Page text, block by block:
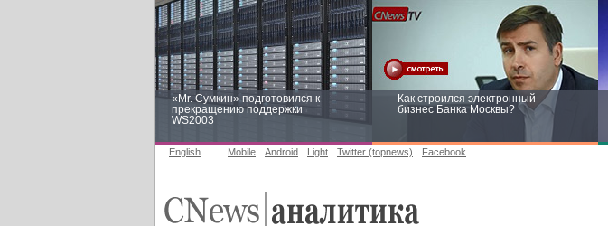
«Mr. Сумкин» подготовился к
прекращению поддержки
WS2003
Как строился электронный
бизнес Банка Москвы?
English Mobile Android Light Twitter (topnews) Facebook